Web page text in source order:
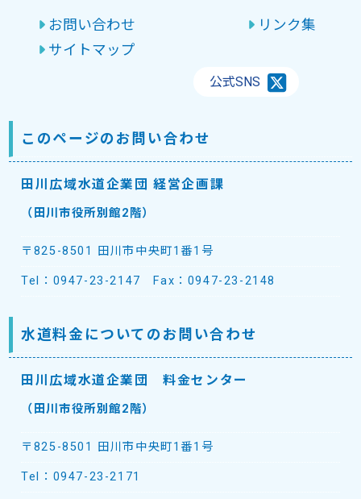
お問い合わせ
リンク集
サイトマップ
公式SNS
このページのお問い合わせ
田川広域水道企業団 経営企画課
（田川市役所別館2階）
〒825-8501 田川市中央町1番1号
Tel： 0947-23-2147 Fax：0947-23-2148
水道料金についてのお問い合わせ
田川広域水道企業団 料金センター
（田川市役所別館2階）
〒825-8501 田川市中央町1番1号
Tel： 0947-23-2171